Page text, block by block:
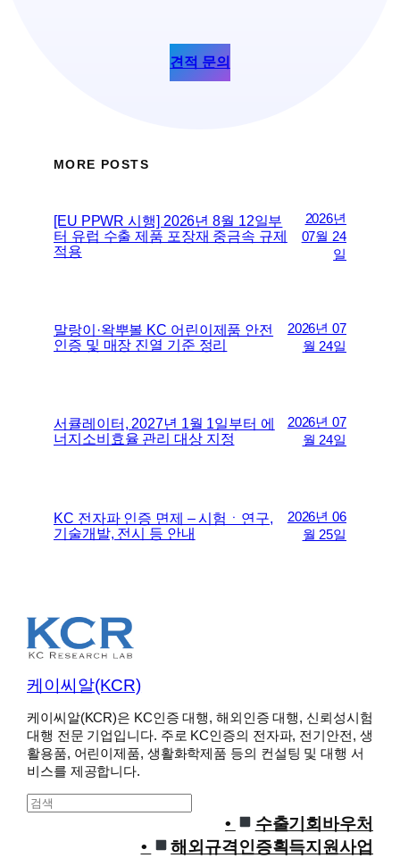
견적 문의
MORE POSTS
[EU PPWR 시행] 2026년 8월 12일부
터 유럽 수출 제품 포장재 중금속 규제
적용
2026년
07월 24
일
말랑이·왁뿌볼 KC 어린이제품 안전
인증 및 매장 진열 기준 정리
2026년 07
월 24일
서큘레이터, 2027년 1월 1일부터 에
너지소비효율 관리 대상 지정
2026년 07
월 24일
KC 전자파 인증 면제 – 시험ㆍ연구,
기술개발, 전시 등 안내
2026년 06
월 25일
케이씨알(KCR)
케이씨알(KCR)은 KC인증 대행, 해외인증 대행, 신뢰성시험
대행 전문 기업입니다. 주로 KC인증의 전자파, 전기안전, 생
활용품, 어린이제품, 생활화학제품 등의 컨설팅 및 대행 서
비스를 제공합니다.
S
수출기회바우처
해외규격인증획득지원사업